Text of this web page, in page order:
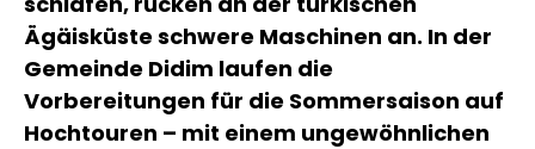
Ägäisküste schwere Maschinen an. In der
Gemeinde Didim laufen die
Vorbereitungen für die Sommersaison auf
Hochtouren – mit einem ungewöhnlichen